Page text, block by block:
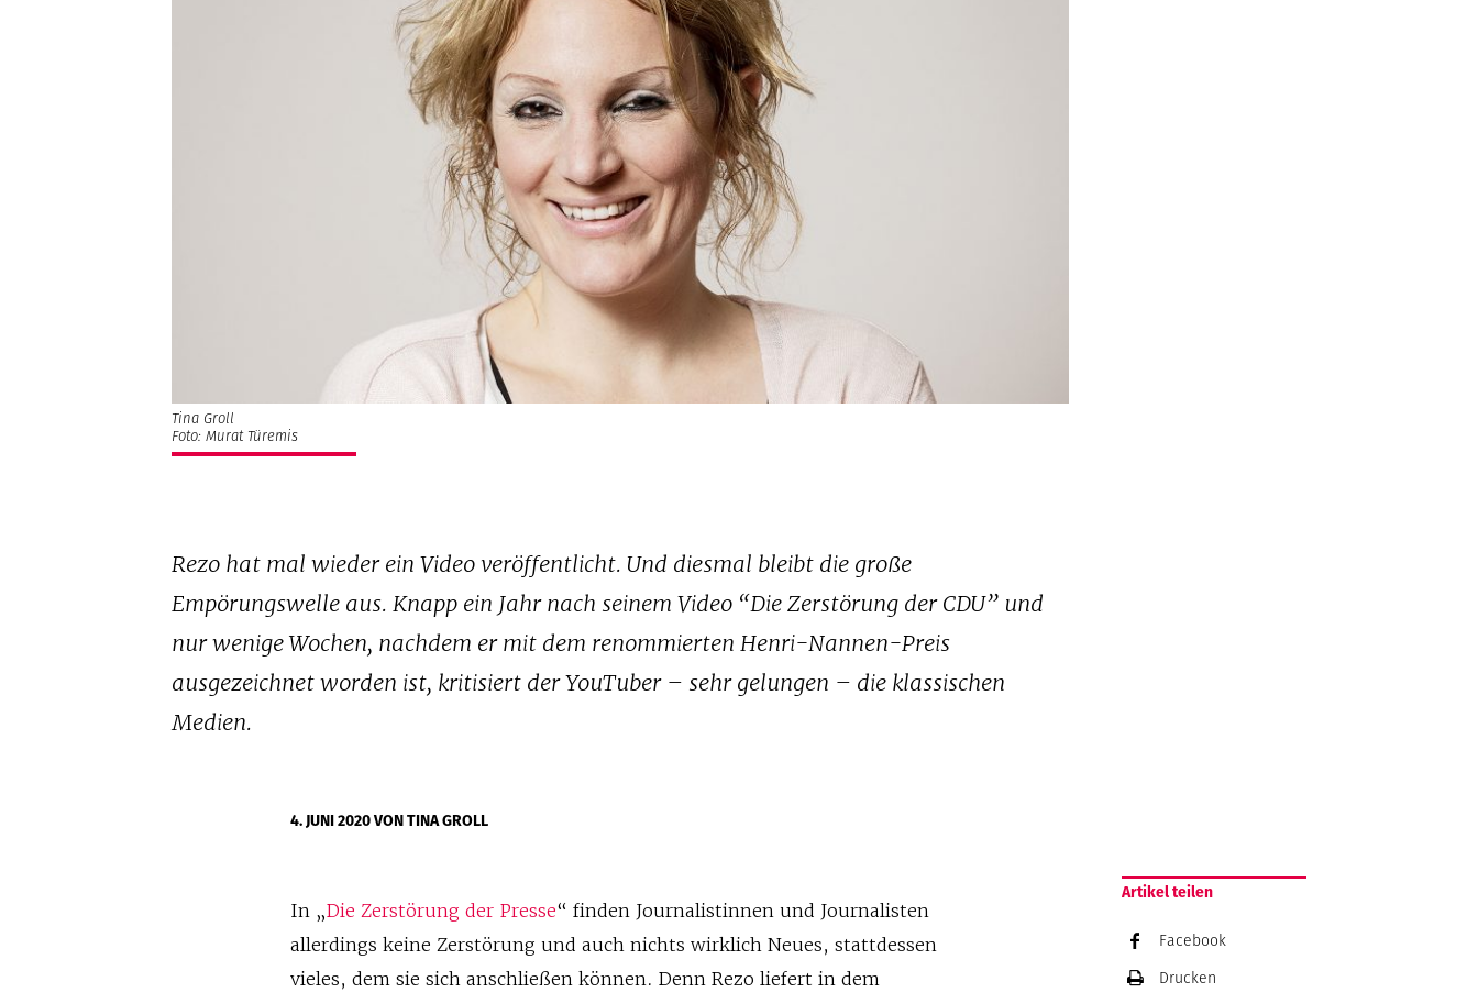
Tina Groll
Foto: Murat Türemis
Rezo hat mal wieder ein Video veröffentlicht. Und diesmal bleibt die große
Empörungswelle aus. Knapp ein Jahr nach seinem Video “Die Zerstörung der CDU” und
nur wenige Wochen, nachdem er mit dem renommierten Henri-Nannen-Preis
ausgezeichnet worden ist, kritisiert der YouTuber – sehr gelungen – die klassischen
Medien.
4. JUNI 2020VON TINA GROLL
In „Die Zerstörung der Presse“ finden Journalistinnen und Journalisten
allerdings keine Zerstörung und auch nichts wirklich Neues, stattdessen
vieles, dem sie sich anschließen können. Denn Rezo liefert in dem
Artikel teilen
Facebook
Drucken